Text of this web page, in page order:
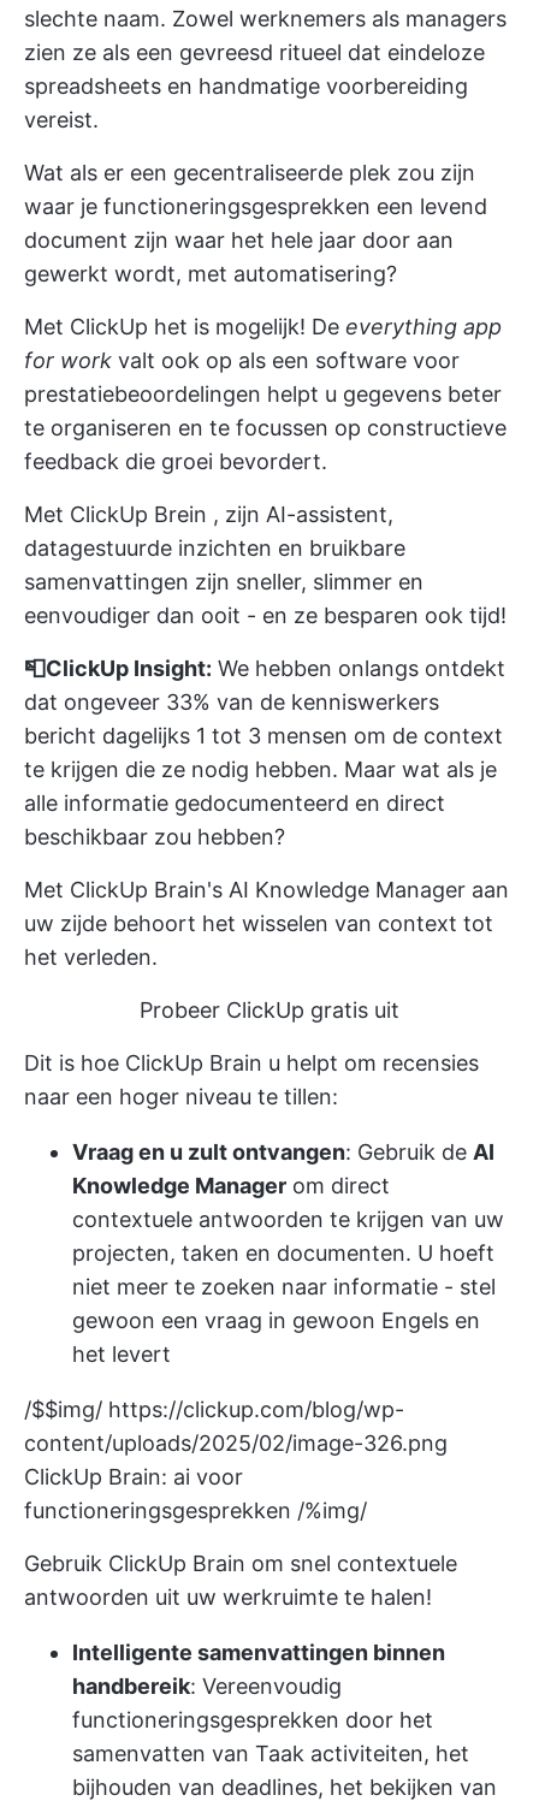
slechte naam. Zowel werknemers als managers
zien ze als een gevreesd ritueel dat eindeloze
spreadsheets en handmatige voorbereiding
vereist.
Wat als er een gecentraliseerde plek zou zijn
waar je functioneringsgesprekken een levend
document zijn waar het hele jaar door aan
gewerkt wordt, met automatisering?
Met ClickUp het is mogelijk! De everything app
for work valt ook op als een software voor
prestatiebeoordelingen helpt u gegevens beter
te organiseren en te focussen op constructieve
feedback die groei bevordert.
Met ClickUp Brein , zijn AI-assistent,
datagestuurde inzichten en bruikbare
samenvattingen zijn sneller, slimmer en
eenvoudiger dan ooit - en ze besparen ook tijd!
📮ClickUp Insight: We hebben onlangs ontdekt
dat ongeveer 33% van de kenniswerkers
bericht dagelijks 1 tot 3 mensen om de context
te krijgen die ze nodig hebben. Maar wat als je
alle informatie gedocumenteerd en direct
beschikbaar zou hebben?
Met ClickUp Brain's AI Knowledge Manager aan
uw zijde behoort het wisselen van context tot
het verleden.
Probeer ClickUp gratis uit
Dit is hoe ClickUp Brain u helpt om recensies
naar een hoger niveau te tillen:
Vraag en u zult ontvangen: Gebruik de AI
Knowledge Manager om direct
contextuele antwoorden te krijgen van uw
projecten, taken en documenten. U hoeft
niet meer te zoeken naar informatie - stel
gewoon een vraag in gewoon Engels en
het levert
/$$img/ https://clickup.com/blog/wp-
content/uploads/2025/02/image-326.png
ClickUp Brain: ai voor
functioneringsgesprekken /%img/
Gebruik ClickUp Brain om snel contextuele
antwoorden uit uw werkruimte te halen!
Intelligente samenvattingen binnen
handbereik: Vereenvoudig
functioneringsgesprekken door het
samenvatten van Taak activiteiten, het
bijhouden van deadlines, het bekijken van